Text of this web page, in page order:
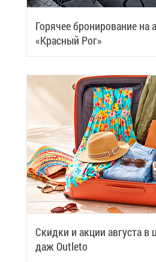
Го­ря­чее бро­ни­ро­ва­ние на
«Крас­ный Рог»
Скид­ки и ак­ции ав­гу­ста в
даж Outleto